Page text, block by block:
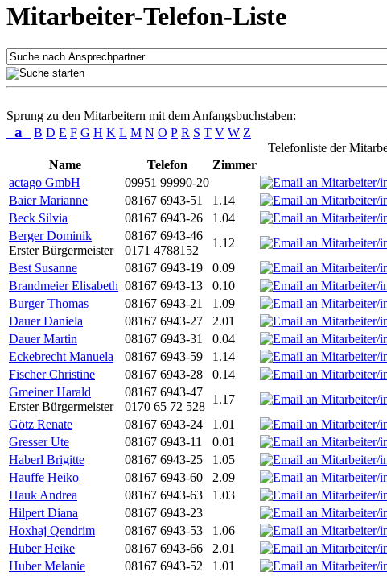
Mitarbeiter-Telefon-Liste
Sprung zu den Mitarbeitern mit dem Anfangsbuchstaben:
a B D E F G H K L M N O P R S T V W Z
Telefonliste der
Name
Telefon Zimmer
actago GmbH
09951 99990-20
Baier Marianne
08167 6943-51 1.14
Beck Silvia
08167 6943-26 1.04
Berger Dominik
Erster Bürgermeister
08167 6943-46
0171 4788152
1.12
Best Susanne
08167 6943-19 0.09
Brandmeier Elisabeth 08167 6943-13 0.10
Burger Thomas
08167 6943-21 1.09
Dauer Daniela
08167 6943-27 2.01
Dauer Martin
08167 6943-31 0.04
Eckebrecht Manuela
08167 6943-59 1.14
Fischer Christine
08167 6943-28 0.14
Gmeiner Harald
Erster Bürgermeister
08167 6943-47
0170 65 72 528
1.17
Götz Renate
08167 6943-24 1.01
Gresser Ute
08167 6943-11 0.01
Haberl Brigitte
08167 6943-25 1.05
Hauffe Heiko
08167 6943-60 2.09
Hauk Andrea
08167 6943-63 1.03
Hilpert Diana
08167 6943-23
Hoxhaj Qendrim
08167 6943-53 1.06
Huber Heike
08167 6943-66 2.01
Huber Melanie
08167 6943-52 1.01